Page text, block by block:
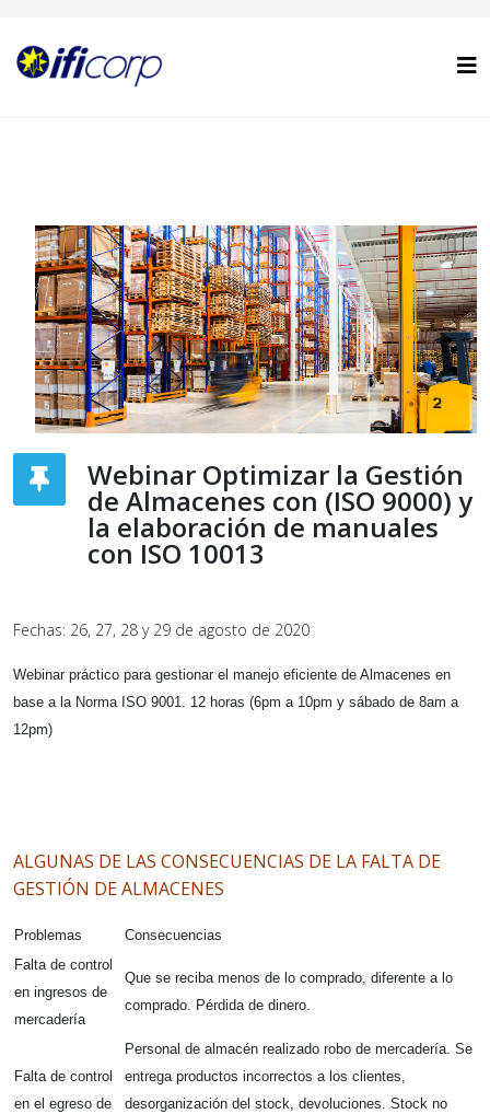
Webinar Optimizar la Gestión
de Almacenes con (ISO 9000) y
la elaboración de manuales
con ISO 10013
Fechas: 26, 27, 28 y 29 de agosto de 2020
Webinar práctico para gestionar el manejo eficiente de Almacenes en
base a la Norma ISO 9001. 12 horas (6pm a 10pm y sábado de 8am a
12pm)
ALGUNAS DE LAS CONSECUENCIAS DE LA FALTA DE
GESTIÓN DE ALMACENES
Problemas
Consecuencias
Falta de control
en ingresos de
mercadería
Que se reciba menos de lo comprado, diferente a lo
comprado. Pérdida de dinero.
Falta de control
en el egreso de
Personal de almacén realizado robo de mercadería. Se
entrega productos incorrectos a los clientes,
desorganización del stock, devoluciones. Stock no